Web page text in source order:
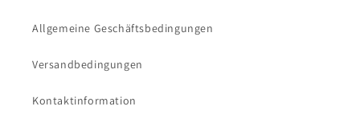
Allgemeine Geschäftsbedingungen
Versandbedingungen
Kontaktinformation